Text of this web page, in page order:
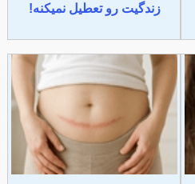
زندگیت رو تعطیل نمیکنه!